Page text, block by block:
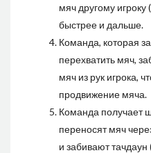
мяч другому игроку
быстрее и дальше.
Команда, которая
перехватить мяч,
мяч из рук игрока,
продвижение мяча.
Команда получает
переносят мяч
и забивают тачдаун